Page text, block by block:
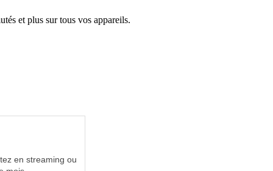
et plus sur tous vos appareils.
en streaming ou